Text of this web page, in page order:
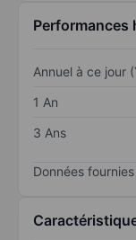
Performances
Annuel à ce jour
1 An
3 Ans
Données